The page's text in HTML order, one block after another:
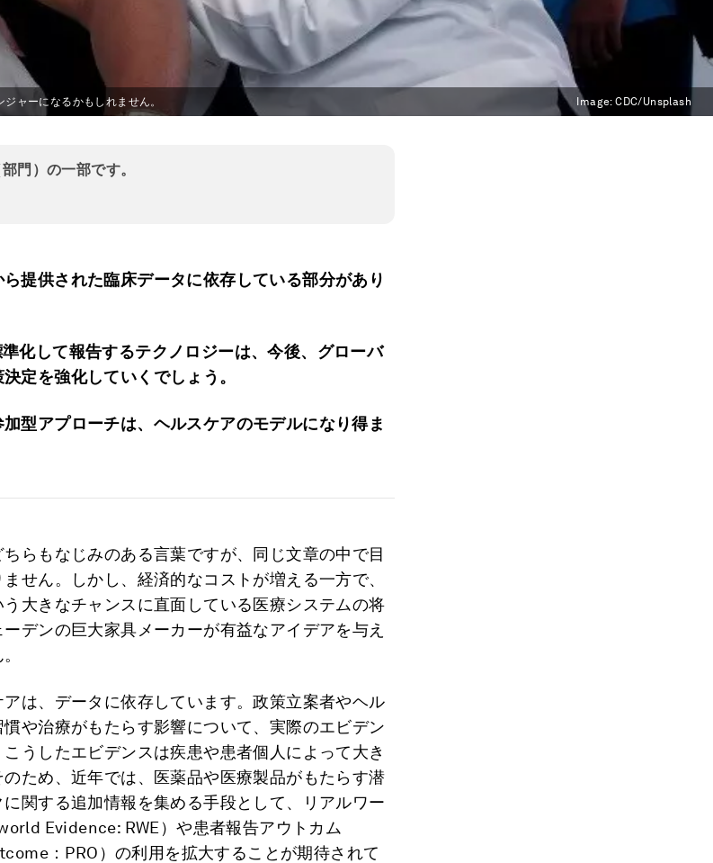
ャーになるかもしれません。 Image:CDC/Unsplash
門）の一部です。
提供された臨床データに依存している部分があり
化して報告するテクノロジーは、今後、グローバ
定を強化していくでしょう。
型アプローチは、ヘルスケアのモデルになり得ま
らもなじみのある言葉ですが、同じ文章の中で目
せん。しかし、経済的なコストが増える一方で、
大きなチャンスに直面している医療システムの将
デンの巨大家具メーカーが有益なアイデアを与え
は、データに依存しています。政策立案者やヘル
や治療がもたらす影響について、実際のエビデン
うしたエビデンスは疾患や患者個人によって大き
ため、近年では、医薬品や医療製品がもたらす潜
関する追加情報を集める手段として、リアルワー
Evidence: RWE）や患者報告アウトカム
：PRO）の利用を拡大することが期待されて